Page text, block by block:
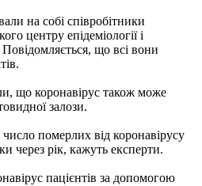
на собі співробітники
центру епідеміології і
Повідомляється, що всі вони
що коронавірус також може
залози.
померлих від коронавірусу
через рік, кажуть експерти.
пацієнтів за допомогою